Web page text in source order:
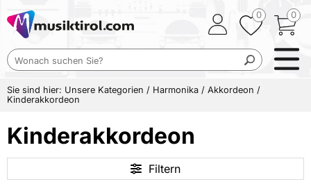
0
0
Sie sind hier: Unsere Kategorien / Harmonika / Akkordeon /
Kinderakkordeon
Kinderakkordeon
Filtern